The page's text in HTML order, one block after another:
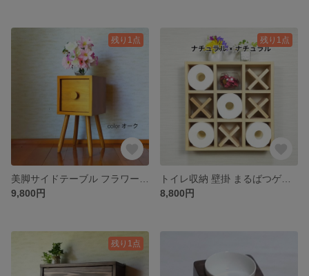
残り1点
9,800円
残り1点
8,800円
残り1点